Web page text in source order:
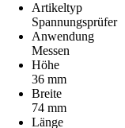
Artikeltyp
Spannungsprüfer
Anwendung
Messen
Höhe
36 mm
Breite
74 mm
Länge